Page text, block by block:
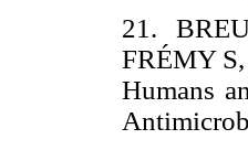
21.
FRÉMY
Humans